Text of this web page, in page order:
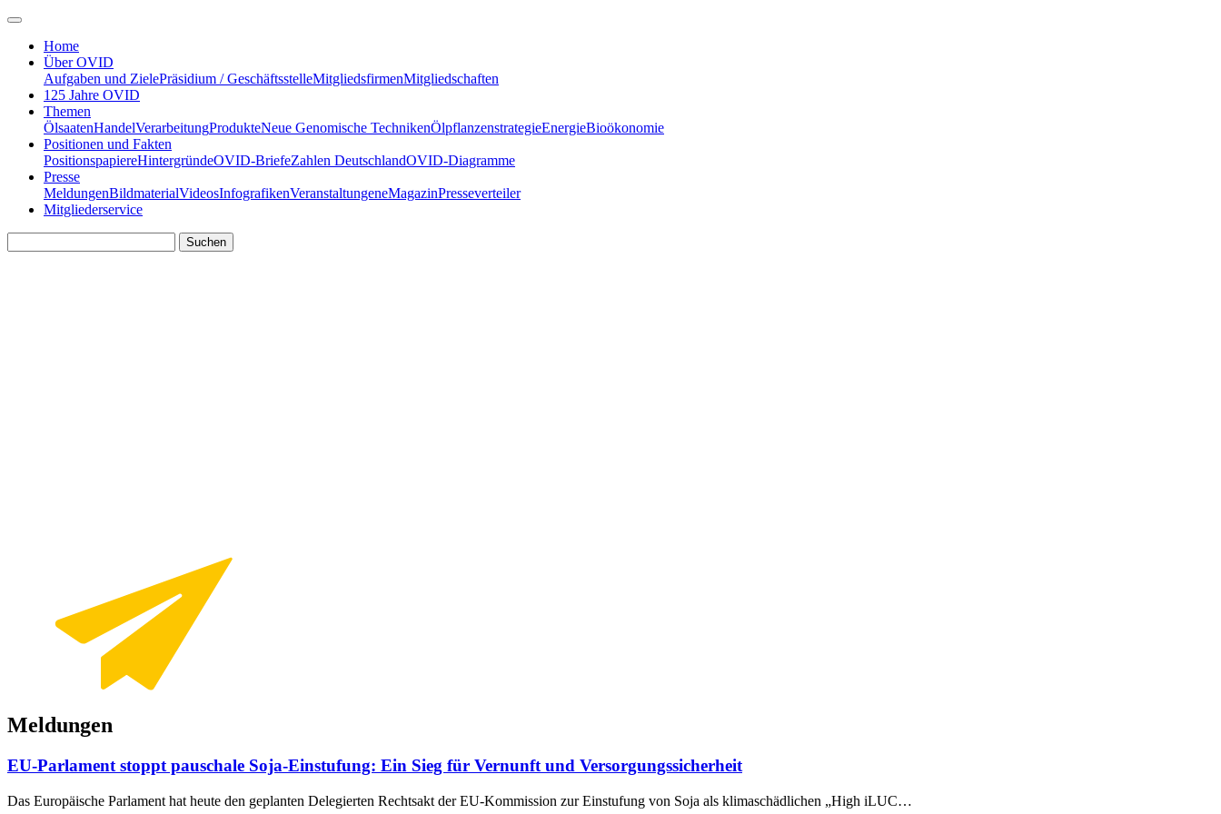
Home
Über OVID
Aufgaben und ZielePräsidium / GeschäftsstelleMitgliedsfirmenMitgliedschaften
125 Jahre OVID
Themen
ÖlsaatenHandelVerarbeitungProdukteNeue Genomische TechnikenÖlpflanzenstrategieEnergieBioökonomie
Positionen und Fakten
PositionspapiereHintergründeOVID-BriefeZahlen DeutschlandOVID-Diagramme
Presse
MeldungenBildmaterialVideosInfografikenVeranstaltungeneMagazinPresseverteiler
Mitgliederservice
Meldungen
EU-Parlament stoppt pauschale Soja-Einstufung: Ein Sieg für Vernunft und Versorgungssicherheit
Das Europäische Parlament hat heute den geplanten Delegierten Rechtsakt der EU-Kommission zur Einstufung von Soja als klimaschädlichen „High iLUC…